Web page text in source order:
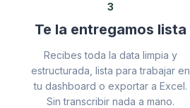
3
Te la entregamos lista
Recibes toda la data limpia y
estructurada, lista para trabajar en
tu dashboard o exportar a Excel.
Sin transcribir nada a mano.